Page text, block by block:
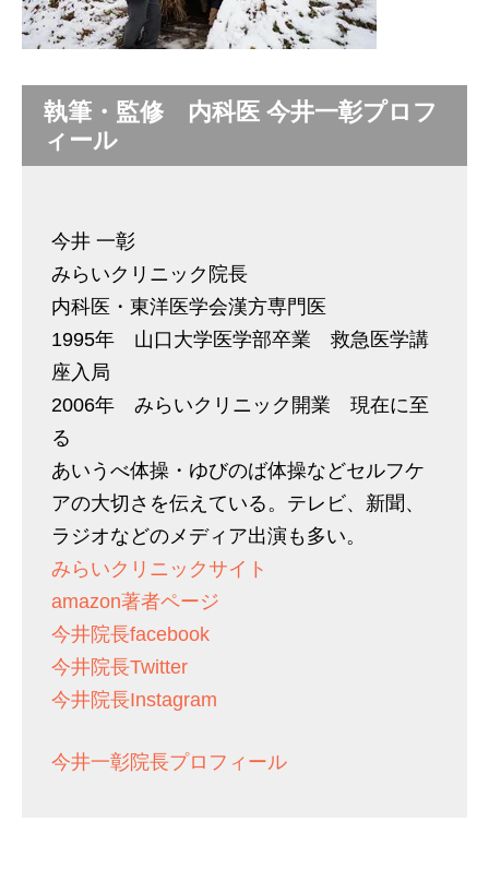
執筆・監修 内科医 今井一彰プロフ
ィール
今井 一彰
みらいクリニック院長
内科医・東洋医学会漢方専門医
1995年 山口大学医学部卒業 救急医学講
座入局
2006年 みらいクリニック開業 現在に至
る
あいうべ体操・ゆびのば体操などセルフケ
アの大切さを伝えている。テレビ、新聞、
ラジオなどのメディア出演も多い。
みらいクリニックサイト
amazon著者ページ
今井院長facebook
今井院長Twitter
今井院長Instagram
今井一彰院長プロフィール